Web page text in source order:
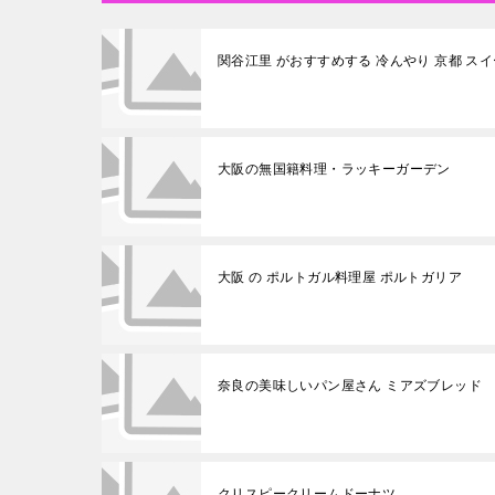
関谷江里 がおすすめする 冷んやり 京都 ス
大阪の無国籍料理・ラッキーガーデン
大阪 の ポルトガル料理屋 ポルトガリア
奈良の美味しいパン屋さん ミアズブレッド